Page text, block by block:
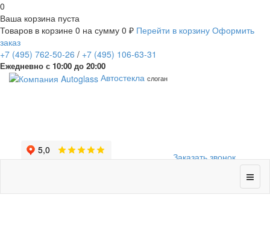
0
Ваша корзина пуста
Товаров в корзине 0 на сумму 0 ₽ Перейти в корзину Оформить
заказ
+7 (495) 762-50-26 / +7 (495) 106-63-31
Ежедневно с 10:00 до 20:00
Заказать звонок
Автостекла слоган